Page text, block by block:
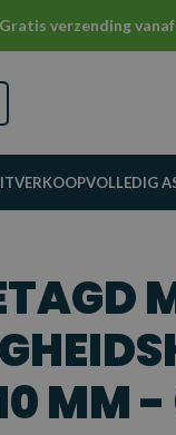
verzending vanaf
VOLLEDIG
MM -